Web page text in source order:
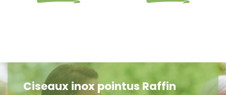
Ciseaux inox pointus Raffin